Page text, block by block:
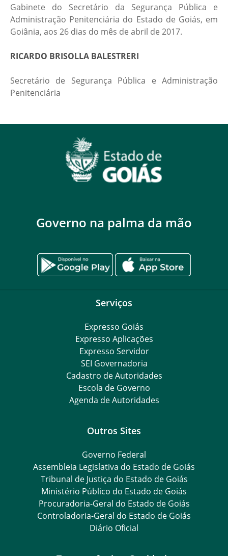
Gabinete do Secretário da Segurança Pública e
Administração Penitenciária do Estado de Goiás, em
Goiânia, aos 26 dias do mês de abril de 2017.
RICARDO BRISOLLA BALESTRERI
Secretário de Segurança Pública e Administração
Penitenciária
Governo na palma da mão
Serviços
Expresso Goiás
Expresso Aplicações
Expresso Servidor
SEI Governadoria
Cadastro de Autoridades
Escola de Governo
Agenda de Autoridades
Outros Sites
Governo Federal
Assembleia Legislativa do Estado de Goiás
Tribunal de Justiça do Estado de Goiás
Ministério Público do Estado de Goiás
Procuradoria-Geral do Estado de Goiás
Controladoria-Geral do Estado de Goiás
Diário Oficial